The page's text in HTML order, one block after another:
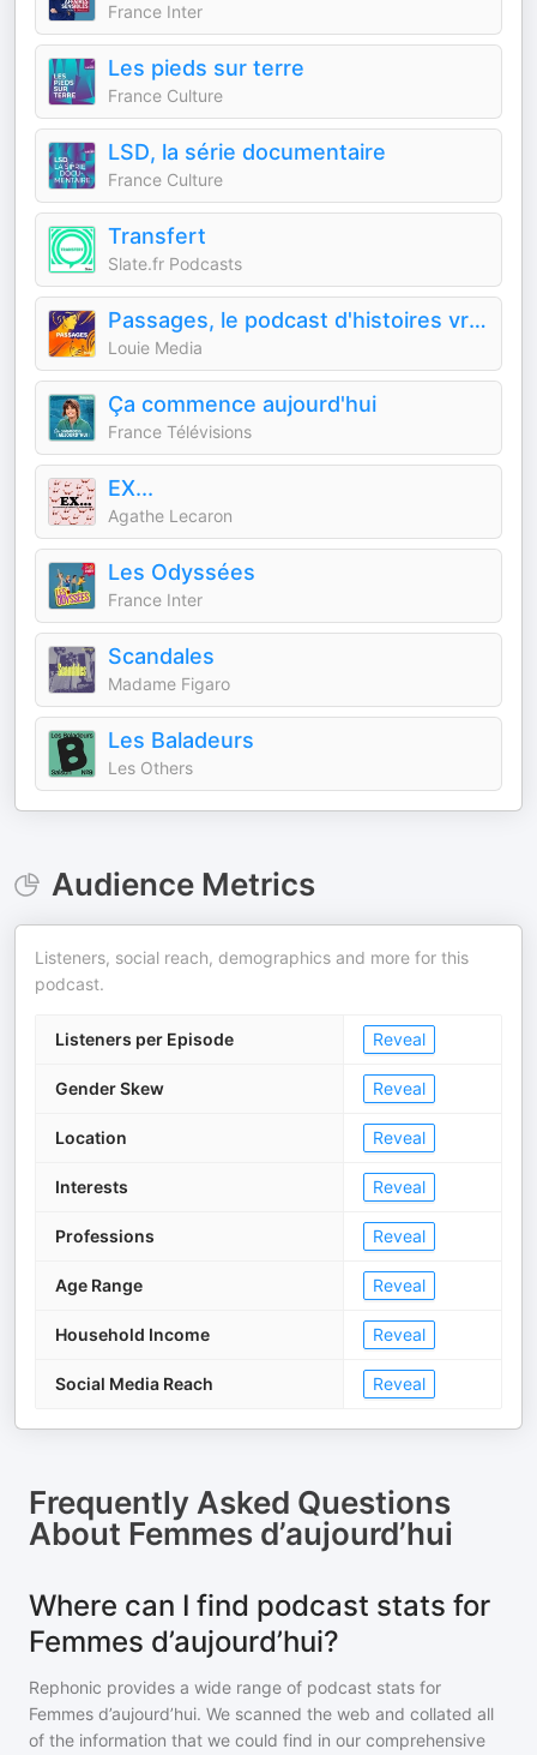
France Inter
Les pieds sur terre
France Culture
LSD, la série documentaire
France Culture
Transfert
Slate.fr Podcasts
Passages, le podcast d'histoires vraies de Louie Media
Louie Media
Ça commence aujourd'hui
France Télévisions
EX...
Agathe Lecaron
Les Odyssées
France Inter
Scandales
Madame Figaro
Les Baladeurs
Les Others
Audience Metrics
Listeners, social reach, demographics and more for this
podcast.
Listeners per Episode Reveal
Gender Skew Reveal
Location Reveal
Interests Reveal
Professions Reveal
Age Range Reveal
Household Income Reveal
Social Media Reach Reveal
Frequently Asked Questions
About Femmes d’aujourd’hui
Where can I find podcast stats for
Femmes d’aujourd’hui?
Rephonic provides a wide range of podcast stats for
Femmes d’aujourd’hui. We scanned the web and collated all
of the information that we could find in our comprehensive